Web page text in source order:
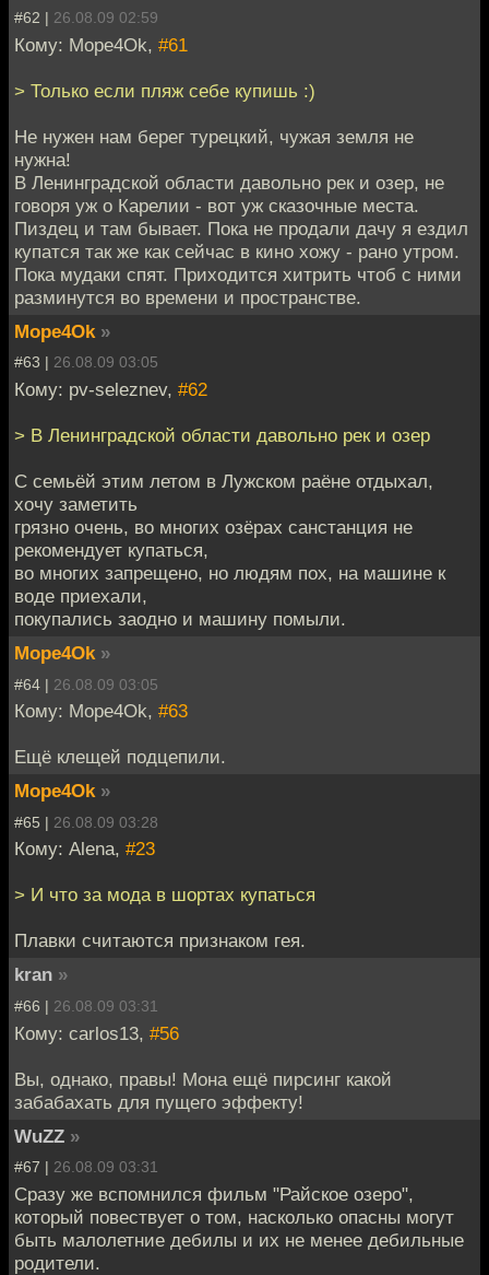
#62 | 26.08.09 02:59
Кому: Mope4Ok, #61
> Только если пляж себе купишь :)
Не нужен нам берег турецкий, чужая земля не
нужна!
В Ленинградской области давольно рек и озер, не
говоря уж о Карелии - вот уж сказочные места.
Пиздец и там бывает. Пока не продали дачу я ездил
купатся так же как сейчас в кино хожу - рано утром.
Пока мудаки спят. Приходится хитрить чтоб с ними
разминутся во времени и пространстве.
Mope4Ok »
#63 | 26.08.09 03:05
Кому: pv-seleznev, #62
> В Ленинградской области давольно рек и озер
С семьёй этим летом в Лужском раёне отдыхал,
хочу заметить
грязно очень, во многих озёрах санстанция не
рекомендует купаться,
во многих запрещено, но людям пох, на машине к
воде приехали,
покупались заодно и машину помыли.
Mope4Ok »
#64 | 26.08.09 03:05
Кому: Mope4Ok, #63
Ещё клещей подцепили.
Mope4Ok »
#65 | 26.08.09 03:28
Кому: Alena, #23
> И что за мода в шортах купаться
Плавки считаются признаком гея.
kran »
#66 | 26.08.09 03:31
Кому: carlos13, #56
Вы, однако, правы! Мона ещё пирсинг какой
забабахать для пущего эффекту!
WuZZ »
#67 | 26.08.09 03:31
Сразу же вспомнился фильм "Райское озеро",
который повествует о том, насколько опасны могут
быть малолетние дебилы и их не менее дебильные
родители.